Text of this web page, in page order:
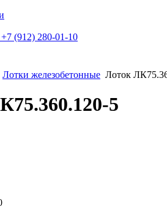
+7 (912) 280-01-10
Лотки железобетонные Лоток
5